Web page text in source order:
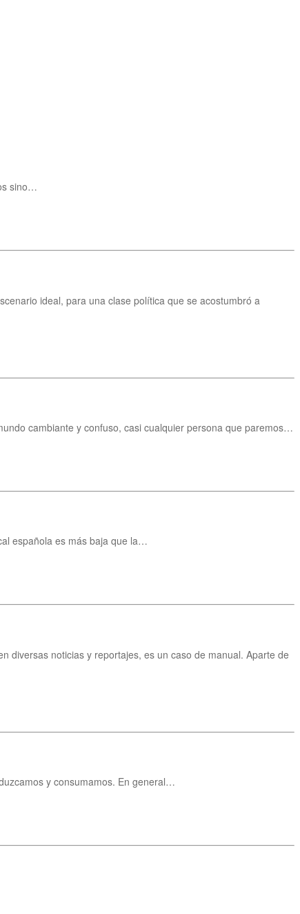
sino…
ideal, para una clase política que se acostumbró a
cambiante y confuso, casi cualquier persona que paremos…
española es más baja que la…
diversas noticias y reportajes, es un caso de manual. Aparte de
y consumamos. En general…